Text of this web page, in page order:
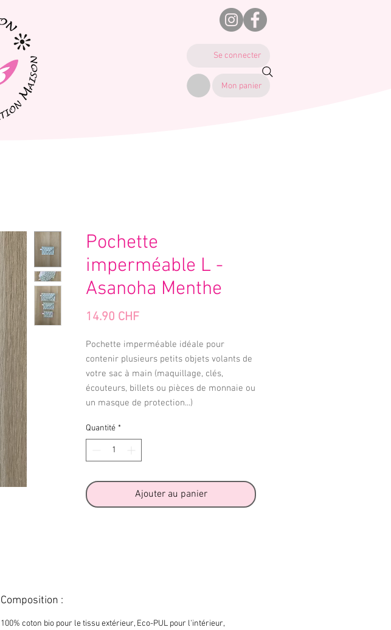
Se connecter
Mon panier
Pochette
imperméable L -
Asanoha Menthe
14.90 CHFPrix
Pochette imperméable idéale pour
contenir plusieurs petits objets volants de
votre sac à main (maquillage, clés,
écouteurs, billets ou pièces de monnaie ou
un masque de protection...)
Quantité *
Ajouter au panier
Composition :
100% coton bio pour le tissu extérieur, Eco-PUL pour l'intérieur,